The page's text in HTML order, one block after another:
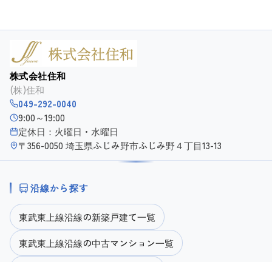
NEW
2026.08.06 新築戸建て 朝霞市根岸台4期
NEW
2026.08.06
価格が変更されました
新築戸建て ふじみ野市駒西第6期
NEW
2026.08.06
価格が変更されました
新築戸建て ふじみ野市福岡中央第6期
価格が変更されました
株式会社住和
(株)住和
049-292-0040
9:00～19:00
定休日：火曜日・水曜日
〒356-0050 埼玉県ふじみ野市ふじみ野４丁目13-13
沿線から探す
東武東上線沿線の新築戸建て一覧
東武東上線沿線の中古マンション一覧